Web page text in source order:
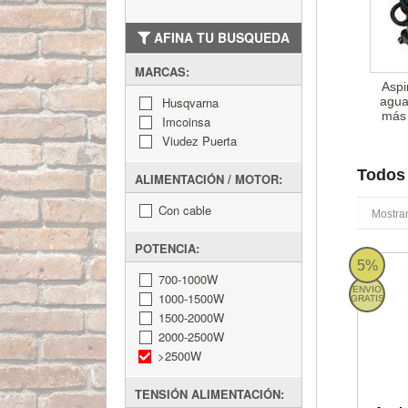
AFINA TU BUSQUEDA
MARCAS:
Husqvarna
Imcoinsa
Viudez Puerta
ALIMENTACIÓN / MOTOR:
Con cable
POTENCIA:
700-1000W
1000-1500W
1500-2000W
2000-2500W
>2500W
TENSIÓN ALIMENTACIÓN:
5%
ENVIO
GRATIS